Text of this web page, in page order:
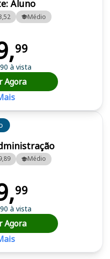
Médio
99
à vista
Agora
Aluno
Médio
99
à vista
Agora